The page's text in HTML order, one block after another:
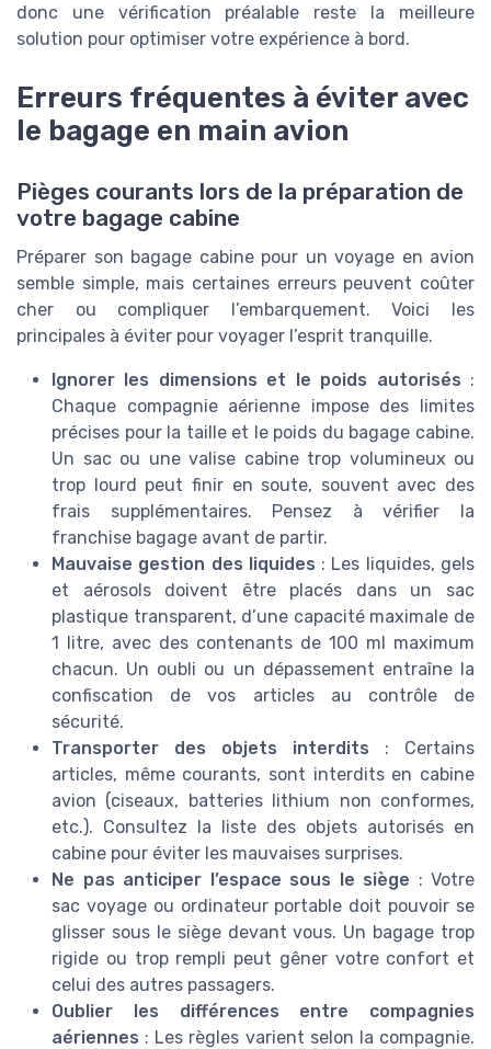
donc une vérification préalable reste la meilleure
solution pour optimiser votre expérience à bord.
Erreurs fréquentes à éviter avec
le bagage en main avion
Pièges courants lors de la préparation de
votre bagage cabine
Préparer son bagage cabine pour un voyage en avion
semble simple, mais certaines erreurs peuvent coûter
cher ou compliquer l’embarquement. Voici les
principales à éviter pour voyager l’esprit tranquille.
Ignorer les dimensions et le poids autorisés :
Chaque compagnie aérienne impose des limites
précises pour la taille et le poids du bagage cabine.
Un sac ou une valise cabine trop volumineux ou
trop lourd peut finir en soute, souvent avec des
frais supplémentaires. Pensez à vérifier la
franchise bagage avant de partir.
Mauvaise gestion des liquides : Les liquides, gels
et aérosols doivent être placés dans un sac
plastique transparent, d’une capacité maximale de
1 litre, avec des contenants de 100 ml maximum
chacun. Un oubli ou un dépassement entraîne la
confiscation de vos articles au contrôle de
sécurité.
Transporter des objets interdits : Certains
articles, même courants, sont interdits en cabine
avion (ciseaux, batteries lithium non conformes,
etc.). Consultez la liste des objets autorisés en
cabine pour éviter les mauvaises surprises.
Ne pas anticiper l’espace sous le siège : Votre
sac voyage ou ordinateur portable doit pouvoir se
glisser sous le siège devant vous. Un bagage trop
rigide ou trop rempli peut gêner votre confort et
celui des autres passagers.
Oublier les différences entre compagnies
aériennes : Les règles varient selon la compagnie.